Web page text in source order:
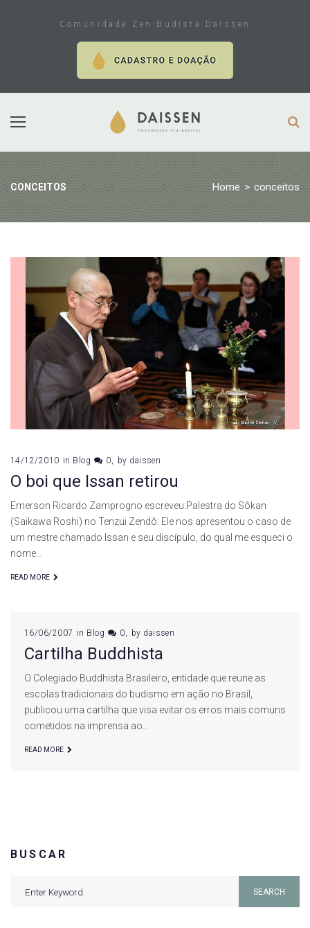
Comunidade Zen-Budista Daissen
CONCEITOS Home > conceitos
conceitos
14/12/2010 in Blog 0 by daissen
O boi que Issan retirou
Emerson Ricardo Zamprogno escreveu:Palestra do Sôkan
(Saikawa Roshi) no Tenzui Zendô: Ele nos apresentou o caso de
um mestre chamado Issan e seu discípulo, do qual me esqueci o
nome…
READ MORE
16/06/2007 in Blog 0 by daissen
Cartilha Buddhista
O Colegiado Buddhista Brasileiro, entidade que reune as
escolas tradicionais do budismo em ação no Brasil,
publicou uma cartilha que visa evitar os erros mais comuns
cometidos na imprensa ao…
READ MORE
BUSCAR
SEARCH